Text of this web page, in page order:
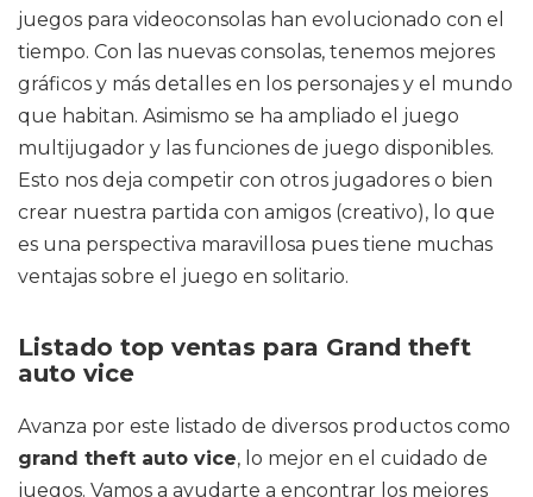
juegos para videoconsolas han evolucionado con el
tiempo. Con las nuevas consolas, tenemos mejores
gráficos y más detalles en los personajes y el mundo
que habitan. Asimismo se ha ampliado el juego
multijugador y las funciones de juego disponibles.
Esto nos deja competir con otros jugadores o bien
crear nuestra partida con amigos (creativo), lo que
es una perspectiva maravillosa pues tiene muchas
ventajas sobre el juego en solitario.
Listado top ventas para Grand theft
auto vice
Avanza por este listado de diversos productos como
grand theft auto vice, lo mejor en el cuidado de
juegos. Vamos a ayudarte a encontrar los mejores